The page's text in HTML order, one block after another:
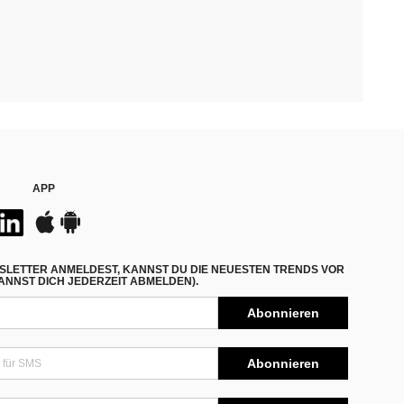
APP
ANMELDEST, KANNST DU DIE NEUESTEN TRENDS VOR
DICH JEDERZEIT ABMELDEN).
Abonnieren
Abonnieren